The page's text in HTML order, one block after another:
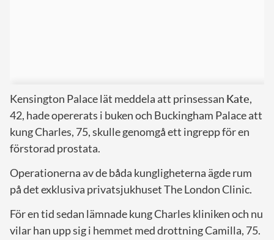
Kensington Palace lät meddela att prinsessan Kate,
42, hade opererats i buken och Buckingham Palace att
kung Charles, 75, skulle genomgå ett ingrepp för en
förstorad prostata.
Operationerna av de båda kungligheterna ägde rum
på det exklusiva privatsjukhuset The London Clinic.
För en tid sedan lämnade kung Charles kliniken och nu
vilar han upp sig i hemmet med drottning Camilla, 75.